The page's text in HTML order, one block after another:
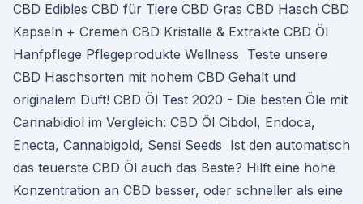
CBD Edibles CBD für Tiere CBD Gras CBD Hasch CBD
Kapseln + Cremen CBD Kristalle & Extrakte CBD Öl
Hanfpflege Pflegeprodukte Wellness Teste unsere
CBD Haschsorten mit hohem CBD Gehalt und
originalem Duft! CBD Öl Test 2020 - Die besten Öle mit
Cannabidiol im Vergleich: CBD Öl Cibdol, Endoca,
Enecta, Cannabigold, Sensi Seeds Ist den automatisch
das teuerste CBD Öl auch das Beste? Hilft eine hohe
Konzentration an CBD besser, oder schneller als eine